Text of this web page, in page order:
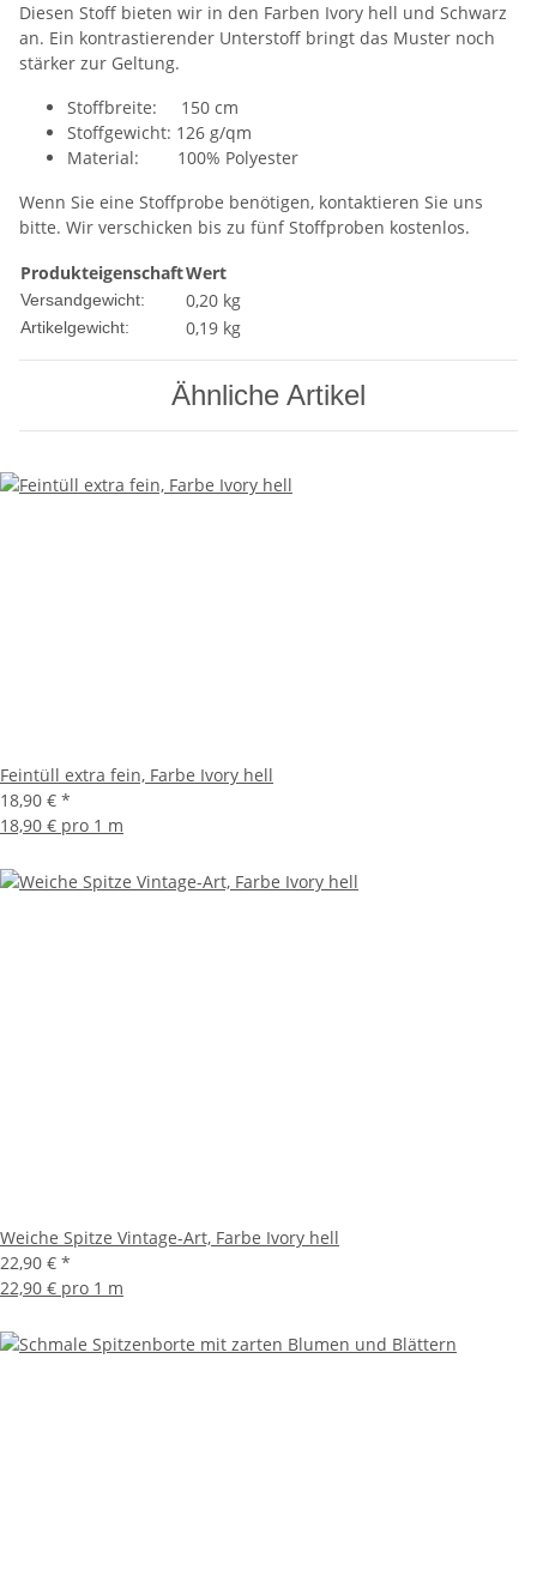
Diesen Stoff bieten wir in den Farben Ivory hell und Schwarz
an. Ein kontrastierender Unterstoff bringt das Muster noch
stärker zur Geltung.
Stoffbreite: 150 cm
Stoffgewicht: 126 g/qm
Material: 100% Polyester
Wenn Sie eine Stoffprobe benötigen, kontaktieren Sie uns
bitte. Wir verschicken bis zu fünf Stoffproben kostenlos.
ProdukteigenschaftWert
Versandgewicht: 0,20 kg
Artikelgewicht: 0,19 kg
Ähnliche Artikel
Feintüll extra fein, Farbe Ivory hell
18,90 € *
18,90 € pro 1 m
Weiche Spitze Vintage-Art, Farbe Ivory hell
22,90 € *
22,90 € pro 1 m